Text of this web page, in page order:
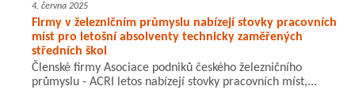
4. června 2025
Firmy v železničním průmyslu nabízejí stovky pracovních
míst pro letošní absolventy technicky zaměřených
středních škol
Členské firmy Asociace podniků českého železničního
průmyslu - ACRI letos nabízejí stovky pracovních míst,...